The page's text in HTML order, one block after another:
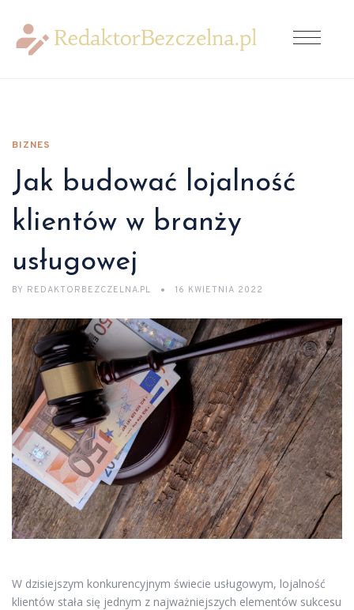
BIZNES
Jak budować lojalność
klientów w branży
usługowej
BY REDAKTORBEZCZELNA.PL 16 KWIETNIA 2022
W dzisiejszym konkurencyjnym świecie usługowym, lojalność
klientów stała się jednym z najważniejszych elementów sukcesu